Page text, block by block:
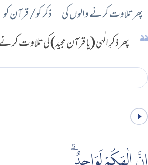
پھر تلاوت کرنے والوں کی ذکر کو/ قرآن کو
پھر ذکرِ الٰہی (یا قرآن مجید) کی تلاوت